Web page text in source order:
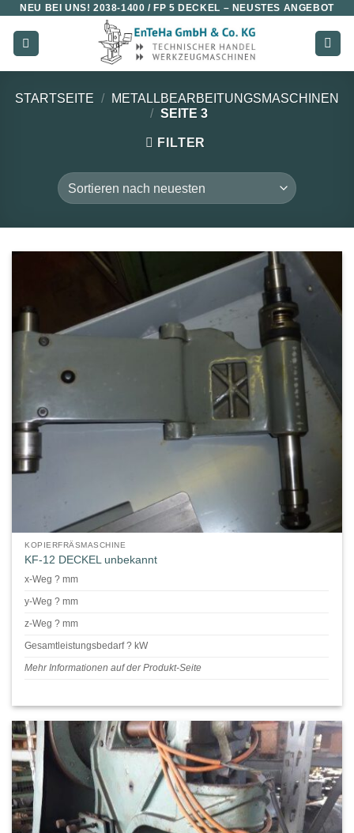
Zum
Inhalt
springen
NEU BEI UNS!2038-1400 / FP 5 DECKEL – NEUSTES ANGEBOT
STARTSEITE /
METALLBEARBEITUNGSMASCHINEN
/ SEITE 3
FILTER
KOPIERFRÄSMASCHINE
KF-12 DECKEL unbekannt
x-Weg ? mm
y-Weg ? mm
z-Weg ? mm
Gesamtleistungsbedarf ? kW
Mehr Informationen auf der Produkt-Seite